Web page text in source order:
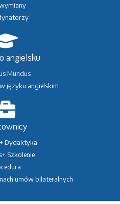
angielsku
Mundus
języku angielskim
Dydaktyka
Szkolenie
umów bilateralnych